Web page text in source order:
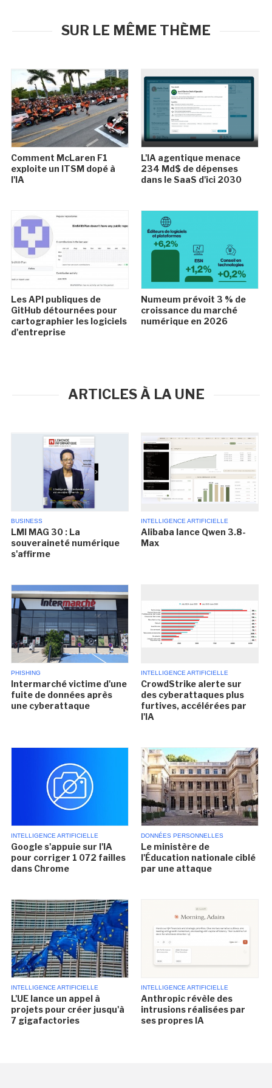
SUR LE MÊME THÈME
Comment McLaren F1
exploite un ITSM dopé à
l'IA
L'IA agentique menace
234 Md$ de dépenses
dans le SaaS d'ici 2030
Les API publiques de
GitHub détournées pour
cartographier les logiciels
d'entreprise
Numeum prévoit 3 % de
croissance du marché
numérique en 2026
ARTICLES À LA UNE
BUSINESS
LMI MAG 30 : La
souveraineté numérique
s'affirme
INTELLIGENCE ARTIFICIELLE
Alibaba lance Qwen 3.8-
Max
PHISHING
Intermarché victime d'une
fuite de données après
une cyberattaque
INTELLIGENCE ARTIFICIELLE
CrowdStrike alerte sur
des cyberattaques plus
furtives, accélérées par
l'IA
INTELLIGENCE ARTIFICIELLE
Google s'appuie sur l'IA
pour corriger 1 072 failles
dans Chrome
DONNÉES PERSONNELLES
Le ministère de
l'Éducation nationale ciblé
par une attaque
INTELLIGENCE ARTIFICIELLE
L'UE lance un appel à
projets pour créer jusqu'à
7 gigafactories
INTELLIGENCE ARTIFICIELLE
Anthropic révèle des
intrusions réalisées par
ses propres IA